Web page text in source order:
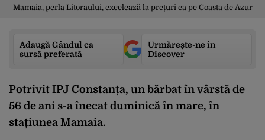
Mamaia, perla Litoraului, excelează la prețuri ca pe Coasta de Azur
Adaugă Gândul ca
sursă preferată
Urmărește-ne în
Discover
Potrivit IPJ Constanța, un bărbat în vârstă de
56 de ani s-a înecat duminică în mare, în
stațiunea Mamaia.